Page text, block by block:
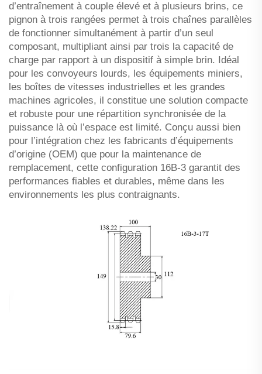
d’entraînement à couple élevé et à plusieurs brins, ce
pignon à trois rangées permet à trois chaînes parallèles
de fonctionner simultanément à partir d’un seul
composant, multipliant ainsi par trois la capacité de
charge par rapport à un dispositif à simple brin. Idéal
pour les convoyeurs lourds, les équipements miniers,
les boîtes de vitesses industrielles et les grandes
machines agricoles, il constitue une solution compacte
et robuste pour une répartition synchronisée de la
puissance là où l’espace est limité. Conçu aussi bien
pour l’intégration chez les fabricants d’équipements
d’origine (OEM) que pour la maintenance de
remplacement, cette configuration 16B-3 garantit des
performances fiables et durables, même dans les
environnements les plus contraignants.